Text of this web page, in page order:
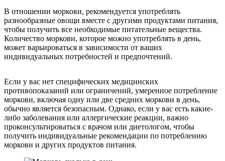
В отношении моркови, рекомендуется употреблять
разнообразные овощи вместе с другими продуктами питания,
чтобы получить все необходимые питательные вещества.
Количество моркови, которое можно употреблять в день,
может варьироваться в зависимости от ваших
индивидуальных потребностей и предпочтений.
Если у вас нет специфических медицинских
противопоказаний или ограничений, умеренное потребление
моркови, включая одну или две средних моркови в день,
обычно является безопасным. Однако, если у вас есть какие-
либо заболевания или аллергические реакции, важно
проконсультироваться с врачом или диетологом, чтобы
получить индивидуальные рекомендации по потреблению
моркови и других продуктов питания.